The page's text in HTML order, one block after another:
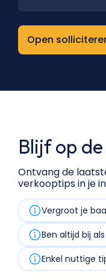
Open
Blijf op
Ontvang de
verkooptips in je
Vergroot je
Ben altijd bij
Enkel nuttige